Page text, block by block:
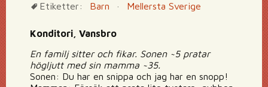
Etiketter:
Barn · Mellersta Sverige
Konditori, Vansbro
En familj sitter och fikar. Sonen ~5 pratar
högljutt med sin mamma ~35.
Sonen: Du har en snippa och jag har en snopp!